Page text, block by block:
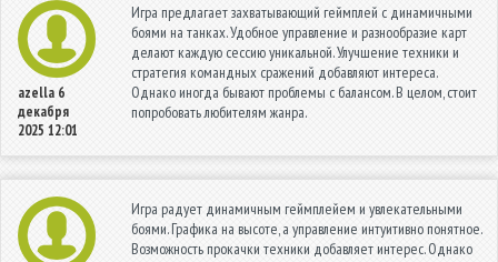
azella 6
декабря
2025 12:01
Игра предлагает захватывающий геймплей с динамичными
боями на танках. Удобное управление и разнообразие карт
делают каждую сессию уникальной. Улучшение техники и
стратегия командных сражений добавляют интереса.
Однако иногда бывают проблемы с балансом. В целом, стоит
попробовать любителям жанра.
Игра радует динамичным геймплейем и увлекательными
боями. Графика на высоте, а управление интуитивно понятное.
Возможность прокачки техники добавляет интерес. Однако